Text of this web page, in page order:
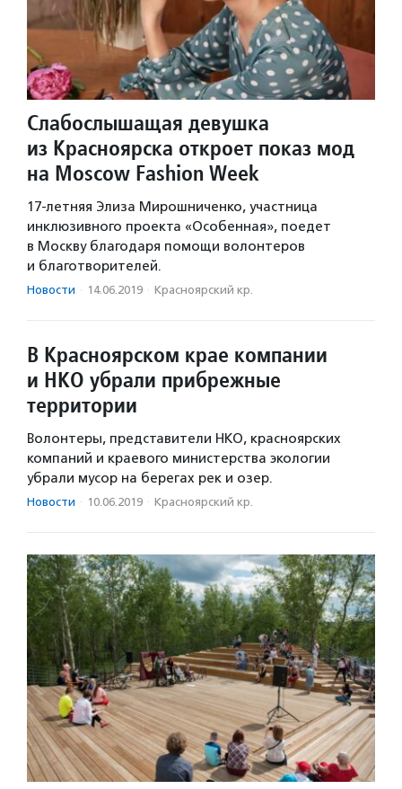
Слабослышащая девушка
из Красноярска откроет показ мод
на Moscow Fashion Week
17-летняя Элиза Мирошниченко, участница
инклюзивного проекта «Особенная», поедет
в Москву благодаря помощи волонтеров
и благотворителей.
Новости · 14.06.2019 · Красноярский кр.
В Красноярском крае компании
и НКО убрали прибрежные
территории
Волонтеры, представители НКО, красноярских
компаний и краевого министерства экологии
убрали мусор на берегах рек и озер.
Новости · 10.06.2019 · Красноярский кр.